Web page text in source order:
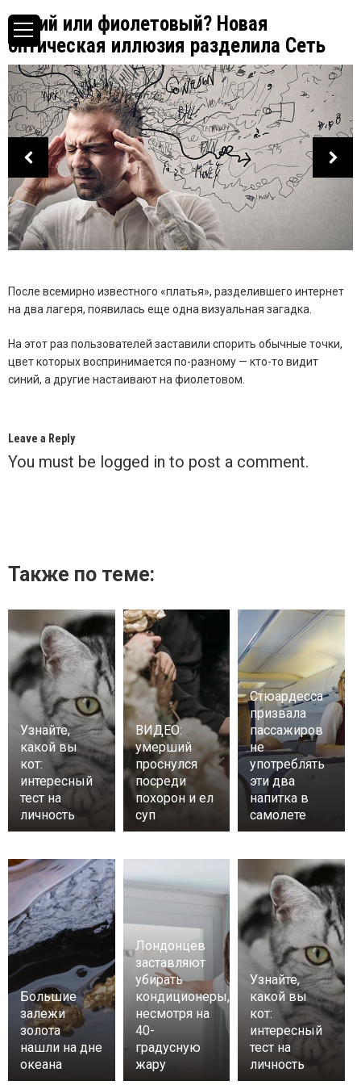
Синий или фиолетовый? Новая
оптическая иллюзия разделила Сеть
После всемирно известного «платья», разделившего интернет
на два лагеря, появилась еще одна визуальная загадка.
На этот раз пользователей заставили спорить обычные точки,
цвет которых воспринимается по-разному — кто-то видит
синий, а другие настаивают на фиолетовом.
Leave a Reply
You must be logged in to post a comment.
Также по теме:
Узнайте,
какой вы
кот:
интересный
тест на
личность
ВИДЕО:
умерший
проснулся
посреди
похорон и ел
суп
Стюардесса
призвала
пассажиров
не
употреблять
эти два
напитка в
самолете
Большие
залежи
золота
нашли на дне
океана
Лондонцев
заставляют
убирать
кондиционеры,
несмотря на
40-
градусную
жару
Узнайте,
какой вы
кот:
интересный
тест на
личность